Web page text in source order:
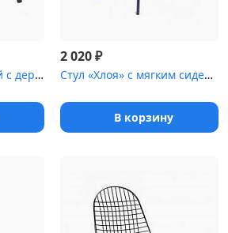
Стул TOLIX c патиной с деревянным сиденьем [(окрашенный каркас)]
2 020₽
Стул «Хлоя» с мягким сиденьем [(окрашенный каркас)]
В корзину